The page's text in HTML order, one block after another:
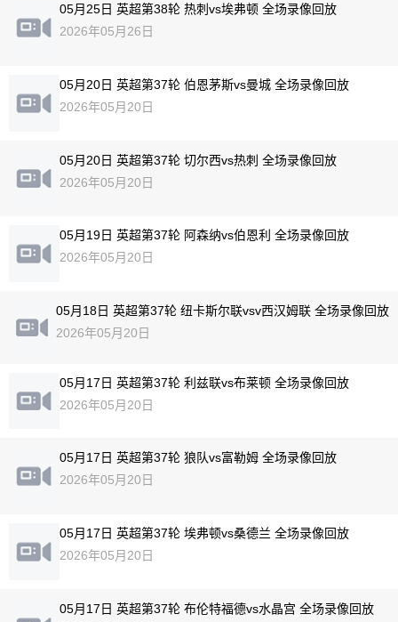
05月25日 英超第38轮 热刺vs埃弗顿 全场录像回放
2026年05月26日
05月20日 英超第37轮 伯恩茅斯vs曼城 全场录像回放
2026年05月20日
05月20日 英超第37轮 切尔西vs热刺 全场录像回放
2026年05月20日
05月19日 英超第37轮 阿森纳vs伯恩利 全场录像回放
2026年05月20日
05月18日 英超第37轮 纽卡斯尔联vsv西汉姆联 全场录像回放
2026年05月20日
05月17日 英超第37轮 利兹联vs布莱顿 全场录像回放
2026年05月20日
05月17日 英超第37轮 狼队vs富勒姆 全场录像回放
2026年05月20日
05月17日 英超第37轮 埃弗顿vs桑德兰 全场录像回放
2026年05月20日
05月17日 英超第37轮 布伦特福德vs水晶宫 全场录像回放